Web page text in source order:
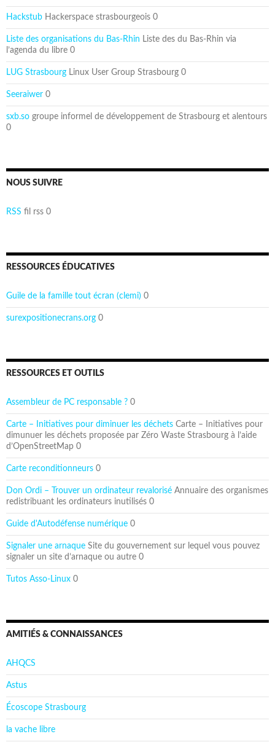
Hackstub Hackerspace strasbourgeois 0
Liste des organisations du Bas-Rhin Liste des du Bas-Rhin via
l’agenda du libre 0
LUG Strasbourg Linux User Group Strasbourg 0
Seeraiwer 0
sxb.so groupe informel de développement de Strasbourg et alentours
0
NOUS SUIVRE
RSS fil rss 0
RESSOURCES ÉDUCATIVES
Guile de la famille tout écran (clemi) 0
surexpositionecrans.org 0
RESSOURCES ET OUTILS
Assembleur de PC responsable ? 0
Carte – Initiatives pour diminuer les déchets Carte – Initiatives pour
dimunuer les déchets proposée par Zéro Waste Strasbourg à l’aide
d’OpenStreetMap 0
Carte reconditionneurs 0
Don Ordi – Trouver un ordinateur revalorisé Annuaire des organismes
redistribuant les ordinateurs inutilisés 0
Guide d'Autodéfense numérique 0
Signaler une arnaque Site du gouvernement sur lequel vous pouvez
signaler un site d’arnaque ou autre 0
Tutos Asso-Linux 0
AMITIÉS & CONNAISSANCES
AHQCS
Astus
Écoscope Strasbourg
la vache libre